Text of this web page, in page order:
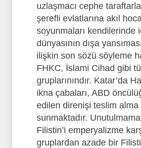
uzlaşmacı cephe
şerefli evlatlarına akıl
soyunmaları kendilerinde
dünyasının dışa
ilişkin son sözü söyleme
FHKC, İslami Cihad gibi
gruplarınındır. Katar’da
ikna çabaları, ABD
edilen direnişi teslim alma
sunmaktadır.
Filistin’i emperyalizme
gruplardan azade bir